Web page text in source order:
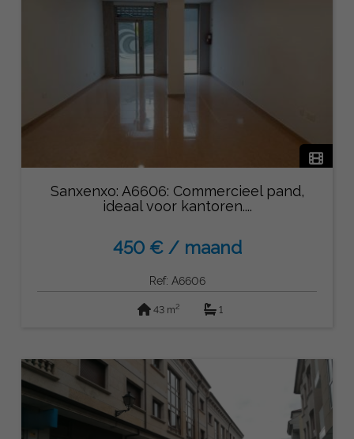
Sanxenxo: A6606: Commercieel pand,
ideaal voor kantoren....
450 € / maand
Ref: A6606
43 m2 1